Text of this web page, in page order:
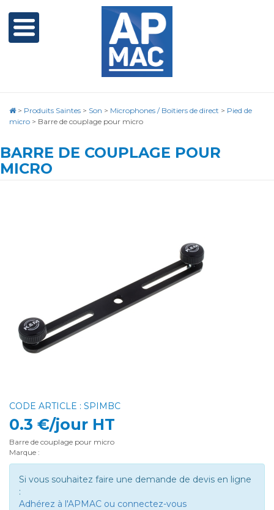
> Produits Saintes > Son > Microphones / Boitiers de direct > Pied de
micro > Barre de couplage pour micro
BARRE DE COUPLAGE POUR
MICRO
CODE ARTICLE : SPIMBC
0.3 €/jour HT
Barre de couplage pour micro
Marque :
Si vous souhaitez faire une demande de devis en ligne
:
Adhérez à l'APMAC ou connectez-vous